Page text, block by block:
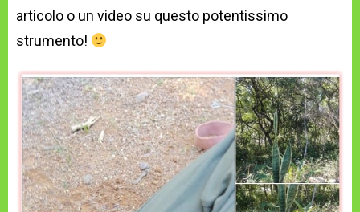
articolo o un video su questo potentissimo
strumento!